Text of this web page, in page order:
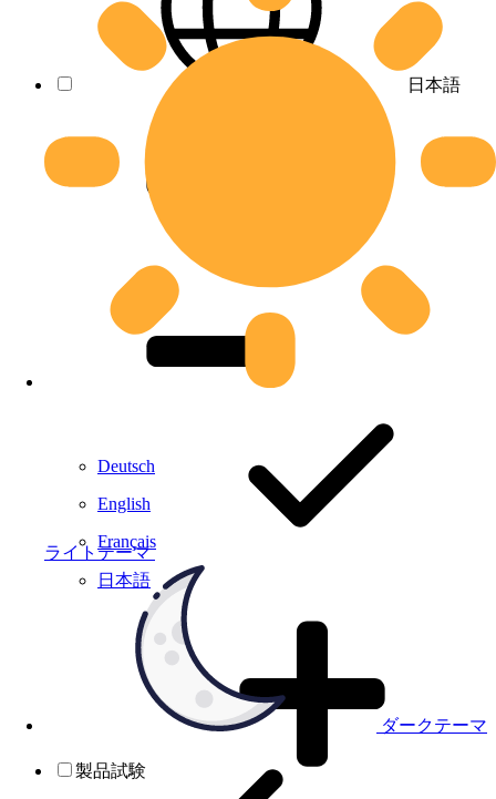
ライトテーマ
ダークテーマ
日本語
Deutsch
English
Français
日本語
製品試験